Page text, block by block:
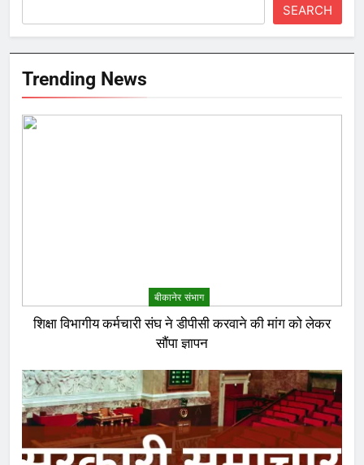
SEARCH
Trending News
बीकानेर संभाग
शिक्षा विभागीय कर्मचारी संघ ने डीपीसी करवाने की मांग को लेकर
सौंपा ज्ञापन